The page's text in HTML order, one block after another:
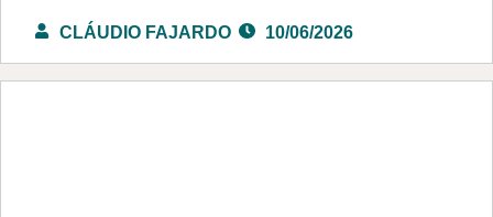
CLÁUDIO FAJARDO 10/06/2026